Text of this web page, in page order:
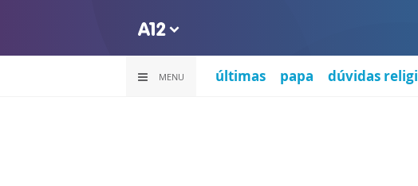
MENU últimas papa dúvidas